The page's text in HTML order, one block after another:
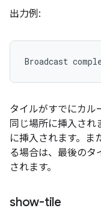
出力例:
Broadcast
タイルがすでにカル
同じ場所に挿入され
に挿入されます。ま
る場合は、最後のタ
されます。
show-tile